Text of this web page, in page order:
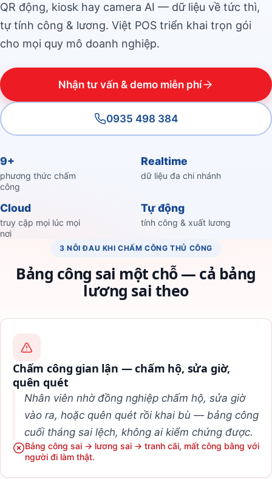
QR động, kiosk hay camera AI — dữ liệu về tức thì,
tự tính công & lương. Việt POS triển khai trọn gói
cho mọi quy mô doanh nghiệp.
Nhận tư vấn & demo miễn phí
0935 498 384
9+
phương thức chấm
công
Realtime
dữ liệu đa chi nhánh
Cloud
truy cập mọi lúc mọi
nơi
Tự động
tính công & xuất lương
3 NỖI ĐAU KHI CHẤM CÔNG THỦ CÔNG
Bảng công sai một chỗ — cả bảng
lương sai theo
Chấm công gian lận — chấm hộ, sửa giờ,
quên quét
Nhân viên nhờ đồng nghiệp chấm hộ, sửa giờ
vào ra, hoặc quên quét rồi khai bù — bảng công
cuối tháng sai lệch, không ai kiểm chứng được.
Bảng công sai → lương sai → tranh cãi, mất công bằng với
người đi làm thật.